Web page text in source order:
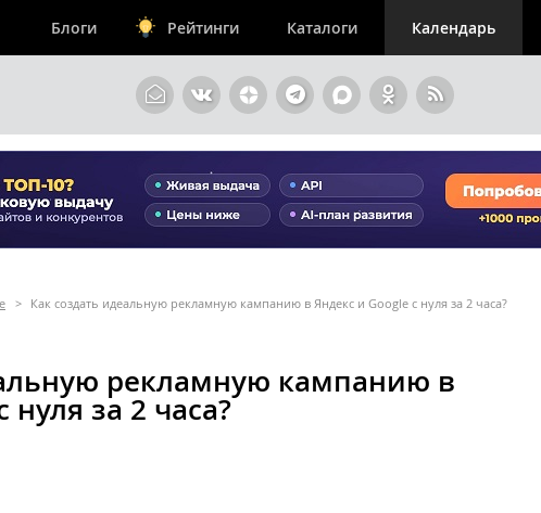
Блоги Рейтинги Каталоги Календарь
> Как создать идеальную рекламную кампанию в Яндекс и Google с нуля за 2 часа?
рекламную кампанию в
нуля за 2 часа?